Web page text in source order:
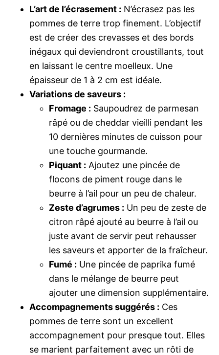
L’art de l’écrasement : N’écrasez pas les
pommes de terre trop finement. L’objectif
est de créer des crevasses et des bords
inégaux qui deviendront croustillants, tout
en laissant le centre moelleux. Une
épaisseur de 1 à 2 cm est idéale.
Variations de saveurs :
Fromage : Saupoudrez de parmesan
râpé ou de cheddar vieilli pendant les
10 dernières minutes de cuisson pour
une touche gourmande.
Piquant : Ajoutez une pincée de
flocons de piment rouge dans le
beurre à l’ail pour un peu de chaleur.
Zeste d’agrumes : Un peu de zeste de
citron râpé ajouté au beurre à l’ail ou
juste avant de servir peut rehausser
les saveurs et apporter de la fraîcheur.
Fumé : Une pincée de paprika fumé
dans le mélange de beurre peut
ajouter une dimension supplémentaire.
Accompagnements suggérés : Ces
pommes de terre sont un excellent
accompagnement pour presque tout. Elles
se marient parfaitement avec un rôti de